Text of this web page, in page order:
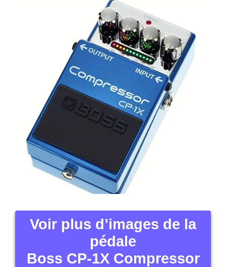
Voir plus d’images de la
pédale
Boss CP-1X Compressor